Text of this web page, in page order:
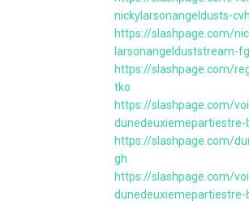
nickylarsonangeldusts-cvh
https://slashpage.com/
larsonangelduststream-fg
https://slashpage.com/
tko
https://slashpage.com/
dunedeuxiemepartiestre-
https://slashpage.com/
gh
https://slashpage.com/
dunedeuxiemepartiestre-